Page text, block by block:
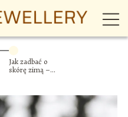
Jak zadbać o
skórę zimą –